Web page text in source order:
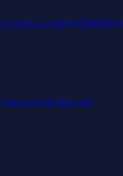
con nuestro Dashboard
en uno de SEOcrawl.